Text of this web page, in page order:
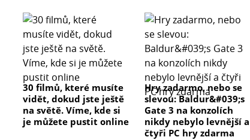
30 filmů, které musíte
vidět, dokud jste ještě
na světě. Víme, kde si
je můžete pustit online
Hry zadarmo, nebo se
slevou: Baldur&#039;s
Gate 3 na konzolích
nikdy nebylo levnější a
čtyři PC hry zdarma